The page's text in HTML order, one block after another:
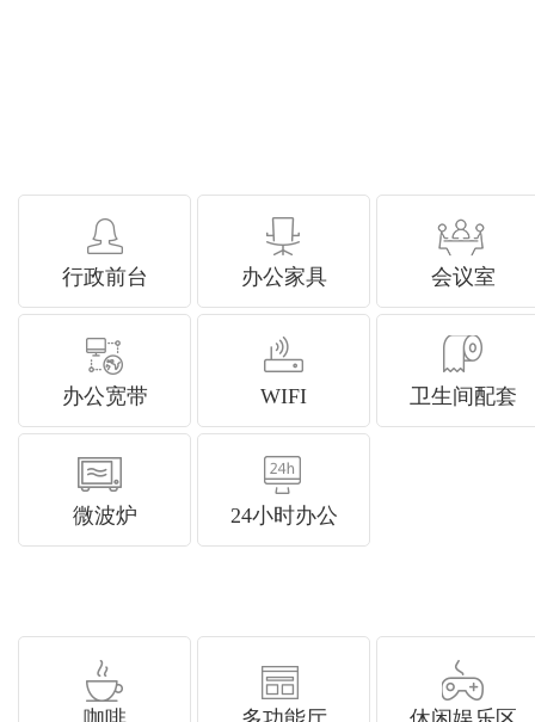
行政前台 办公家具 会议室
办公宽带 WIFI 卫生间配套
微波炉 24小时办公